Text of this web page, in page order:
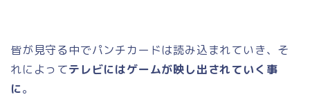
皆が見守る中でパンチカードは読み込まれていき、そ
れによってテレビにはゲームが映し出されていく事
に。